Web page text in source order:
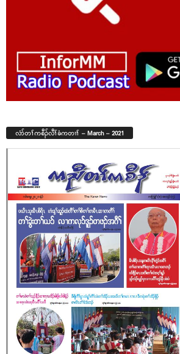
လံာ်တၢ်ကစီၣ်လီၢ်ခံကတၢၢ် – March – 2021